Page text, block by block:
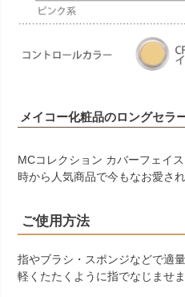
メイコー化粧品のロングセラ
MCコレクション カバーフェイ
時から人気商品で今もなお愛され
ご使用方法
指やブラシ・スポンジなどで適
軽くたたくように指でなじませま